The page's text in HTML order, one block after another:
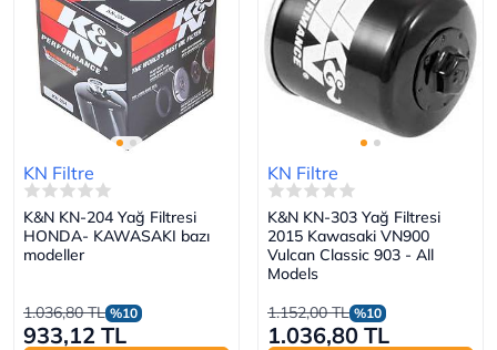
KN Filtre
K&N KN-204 Yağ Filtresi
HONDA- KAWASAKI bazı
modeller
1.036,80 TL %10
933,12 TL
KN Filtre
K&N KN-303 Yağ Filtresi
2015 Kawasaki VN900
Vulcan Classic 903 - All
Models
1.152,00 TL %10
1.036,80 TL